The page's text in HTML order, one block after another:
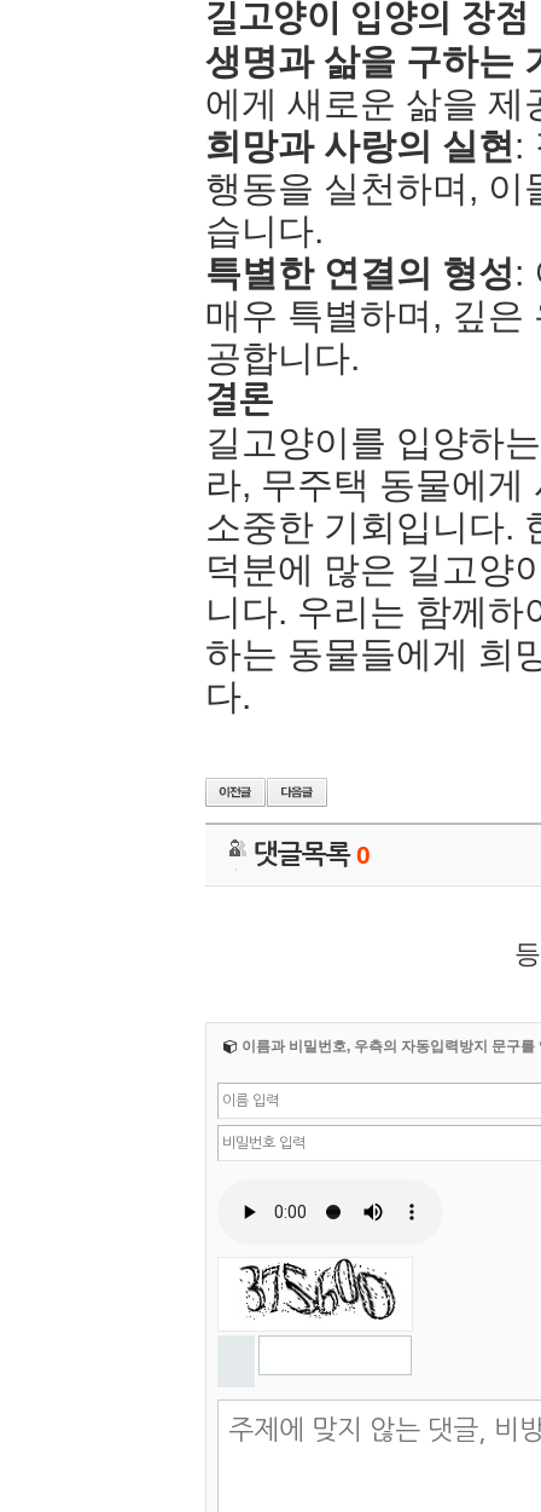
길고양이 입양의 장점
생명과 삶을 구하는
에게 새로운 삶을 제
희망과 사랑의 실현:
행동을 실천하며, 이
습니다.
특별한 연결의 형성:
매우 특별하며, 깊은
공합니다.
결론
길고양이를 입양하
라, 무주택 동물에
소중한 기회입니다.
덕분에 많은 길고양
니다. 우리는 함께
하는 동물들에게 희
다.
댓글목록0
이름과 비밀번호, 우측의 자동입력방지 문구를